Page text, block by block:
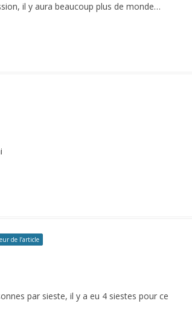
il y aura beaucoup plus de monde…
de l’article
par sieste, il y a eu 4 siestes pour ce